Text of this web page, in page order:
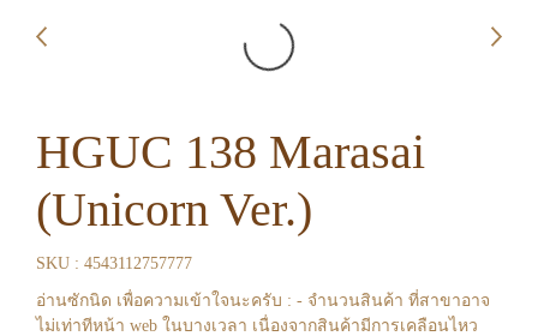
HGUC 138 Marasai
(Unicorn Ver.)
SKU : 4543112757777
อ่านซักนิด เพื่อความเข้าใจนะครับ : - จำนวนสินค้า ที่สาขาอาจ
ไม่เท่าทีหน้า web ในบางเวลา เนื่องจากสินค้ามีการเคลือนไหว